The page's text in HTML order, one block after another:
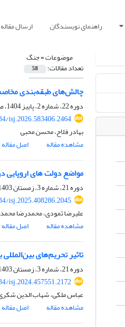
راهنمای نویسندگان ارسال مقاله
موضوعات =جنگ
تعداد مقالات: 58
چالش‌های طبقه‌بندی
دوره 22، شماره 2، پاییز 1404، صفحه
isj.2026.583406.2464
بهادر فلاح، محسن محبی
مشاهده مقاله
اصل مقاله
مواضع دولت های اروپایی
دوره 21، شماره 3، زمستان 1403، صفحه
isj.2025.408286.2045
علیرضا ثمودی، محمدرضا
مشاهده مقاله
اصل مقاله
تاثیر تحریم‌های
دوره 21، شماره 3، زمستان 1403، صفحه
isj.2024.457551.2172
عباس ملکی، شهاب الدین
مشاهده مقاله
اصل مقاله